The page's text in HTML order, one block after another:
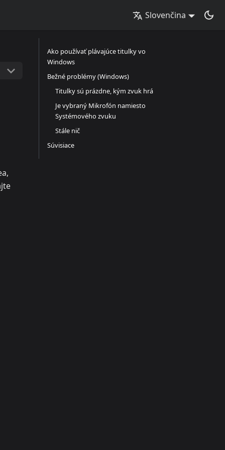
Slovenčina
Ako používať plávajúce titulky vo
Windows
Bežné problémy (Windows)
Titulky sú prázdne, kým zvuk hrá
Je vybraný Mikrofón namiesto
Systémového zvuku
Stále nič
Súvisiace